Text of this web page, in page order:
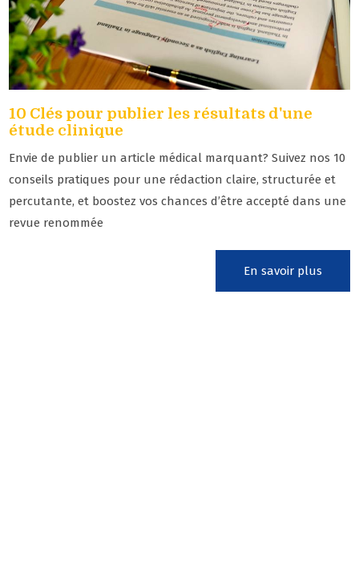
10 Clés pour publier les résultats d'une
étude clinique
Envie de publier un article médical marquant? Suivez nos 10
conseils pratiques pour une rédaction claire, structurée et
percutante, et boostez vos chances d’être accepté dans une
revue renommée
En savoir plus